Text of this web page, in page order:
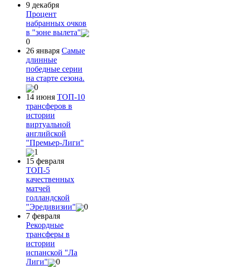
9 декабря
Процент
набранных очков
в "зоне вылета"
0
26 января Самые
длинные
победные серии
на старте сезона.
0
14 июня ТОП-10
трансферов в
истории
виртуальной
английской
"Премьер-Лиги"
1
15 февраля
ТОП-5
качественных
матчей
голландской
"Эредивизии"
0
7 февраля
Рекордные
трансферы в
истории
испанской "Ла
Лиги"
0